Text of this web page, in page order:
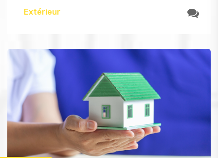
Extérieur